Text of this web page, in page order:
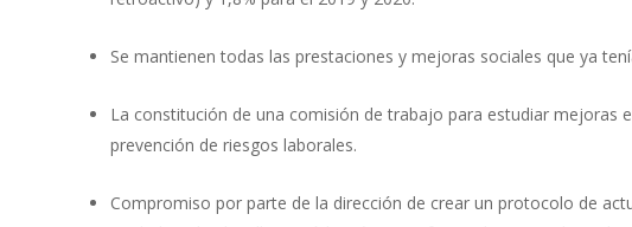
Se mantienen todas las prestaciones y mejoras sociales que ya
La constitución de una comisión de trabajo para estudiar mejoras
prevención de riesgos laborales.
Compromiso por parte de la dirección de crear un protocolo de